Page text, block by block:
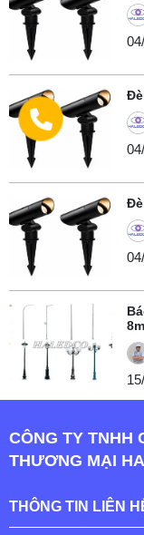
CÔNG TY TNHH
THƯƠNG MẠI
THÔNG TIN LIÊN